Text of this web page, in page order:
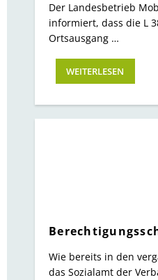
Der Landesbetrieb
informiert, dass die L
Ortsausgang …
WEITERLESEN
Wie bereits in den
das Sozialamt der